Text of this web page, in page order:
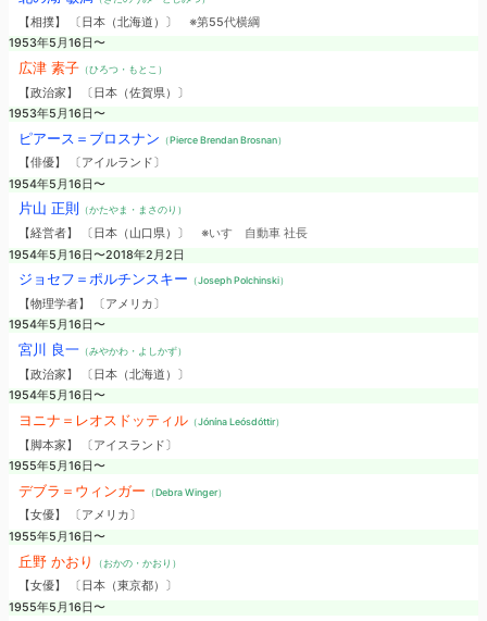
【相撲】 〔日本（北海道）〕 ※第55代横綱
1953年5月16日〜
広津 素子（ひろつ・もとこ）
【政治家】 〔日本（佐賀県）〕
1953年5月16日〜
ピアース＝ブロスナン （Pierce Brendan Brosnan）
【俳優】 〔アイルランド〕
1954年5月16日〜
片山 正則 （かたやま・まさのり）
【経営者】 〔日本（山口県）〕 ※いすゞ自動車 社長
1954年5月16日〜2018年2月2日
ジョセフ＝ポルチンスキー （Joseph Polchinski）
【物理学者】 〔アメリカ〕
1954年5月16日〜
宮川 良一（みやかわ・よしかず）
【政治家】 〔日本（北海道）〕
1954年5月16日〜
ヨニナ＝レオスドッティル（Jónína Leósdóttir）
【脚本家】 〔アイスランド〕
1955年5月16日〜
デブラ＝ウィンガー （Debra Winger）
【女優】 〔アメリカ〕
1955年5月16日〜
丘野 かおり （おかの・かおり）
【女優】 〔日本（東京都）〕
1955年5月16日〜